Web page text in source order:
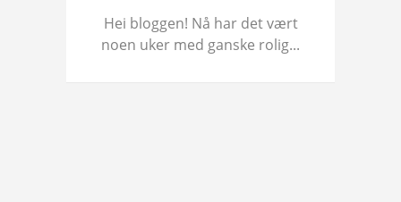
Hei bloggen! Nå har det vært
noen uker med ganske rolig...